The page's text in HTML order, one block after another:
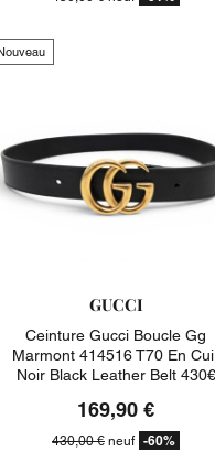
GUCCI
Ceinture Gucci Boucle Gg
Marmont 414516 T70 En
Noir Black Leather Belt 430€
169,90 €
430,00 € neuf -60%